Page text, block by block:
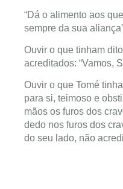
“Dá o alimento aos
sempre da sua
Ouvir o que tinham
acreditados: “Vamos,
Ouvir o que Tomé
para si, teimoso e
mãos os furos dos
dedo nos furos dos
do seu lado, não